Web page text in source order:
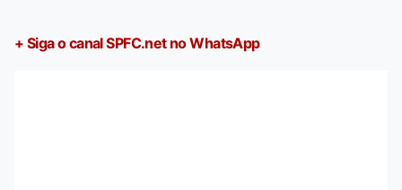
+ Siga o canal SPFC.net no WhatsApp